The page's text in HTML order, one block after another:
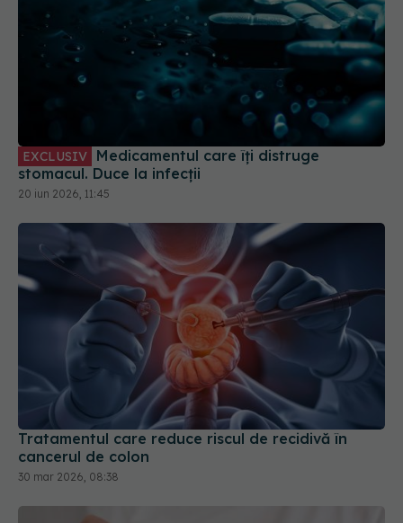
EXCLUSIV
stomacul. Duce la infecții
20 iun 2026, 11:45
Tratamentul care reduce riscul de recidivă în
cancerul de colon
30 mar 2026, 08:38